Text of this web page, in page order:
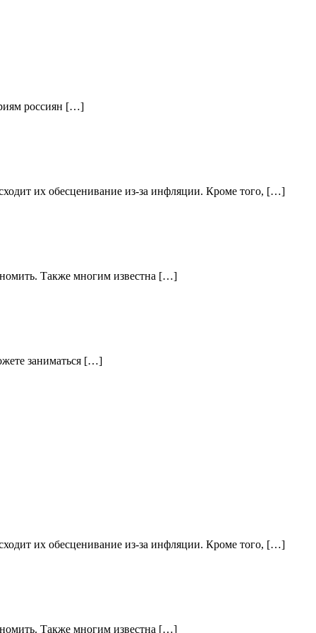
россиян […]
их обесценивание из-за инфляции. Кроме того, […]
Также многим известна […]
заниматься […]
их обесценивание из-за инфляции. Кроме того, […]
Также многим известна […]